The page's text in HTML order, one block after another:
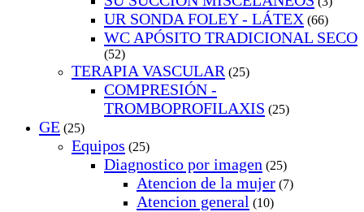
UR SONDA FOLEY - LÁTEX (66)
WC APÓSITO TRADICIONAL SECO
(52)
TERAPIA VASCULAR (25)
COMPRESIÓN -
TROMBOPROFILAXIS (25)
GE (25)
Equipos (25)
Diagnostico por imagen (25)
Atencion de la mujer (7)
Atencion general (10)